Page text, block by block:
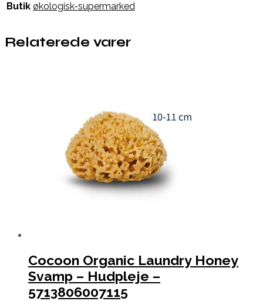
Butik økologisk-supermarked
Relaterede varer
Cocoon Organic Laundry Honey
Svamp – Hudpleje –
5713806007115